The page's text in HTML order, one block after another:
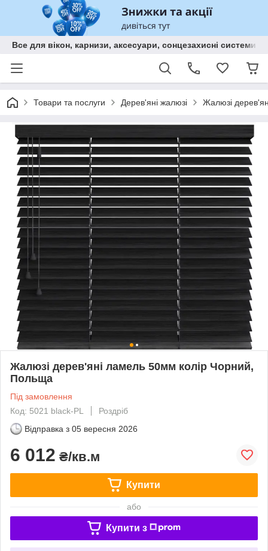
Все для вікон, карнизи, аксесуари, сонцезахисні
Товари та послуги Дерев'яні жалюзі Жалюзі
Жалюзі дерев'яні ламель 50мм колір Чорний,
Польща
Під замовлення
Код: 5021 black-PL
Роздріб
Відправка з 05 вересня 2026
6 012 ₴/кв.м
Купити
або
Купити з